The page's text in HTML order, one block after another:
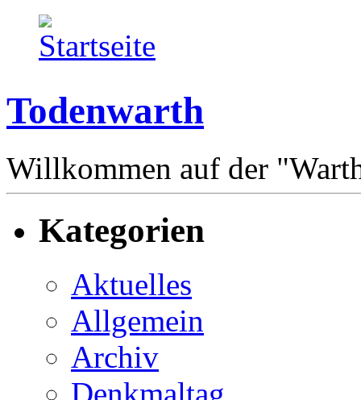
Todenwarth
Willkommen auf der
Kategorien
Aktuelles
Allgemein
Archiv
Denkmaltag